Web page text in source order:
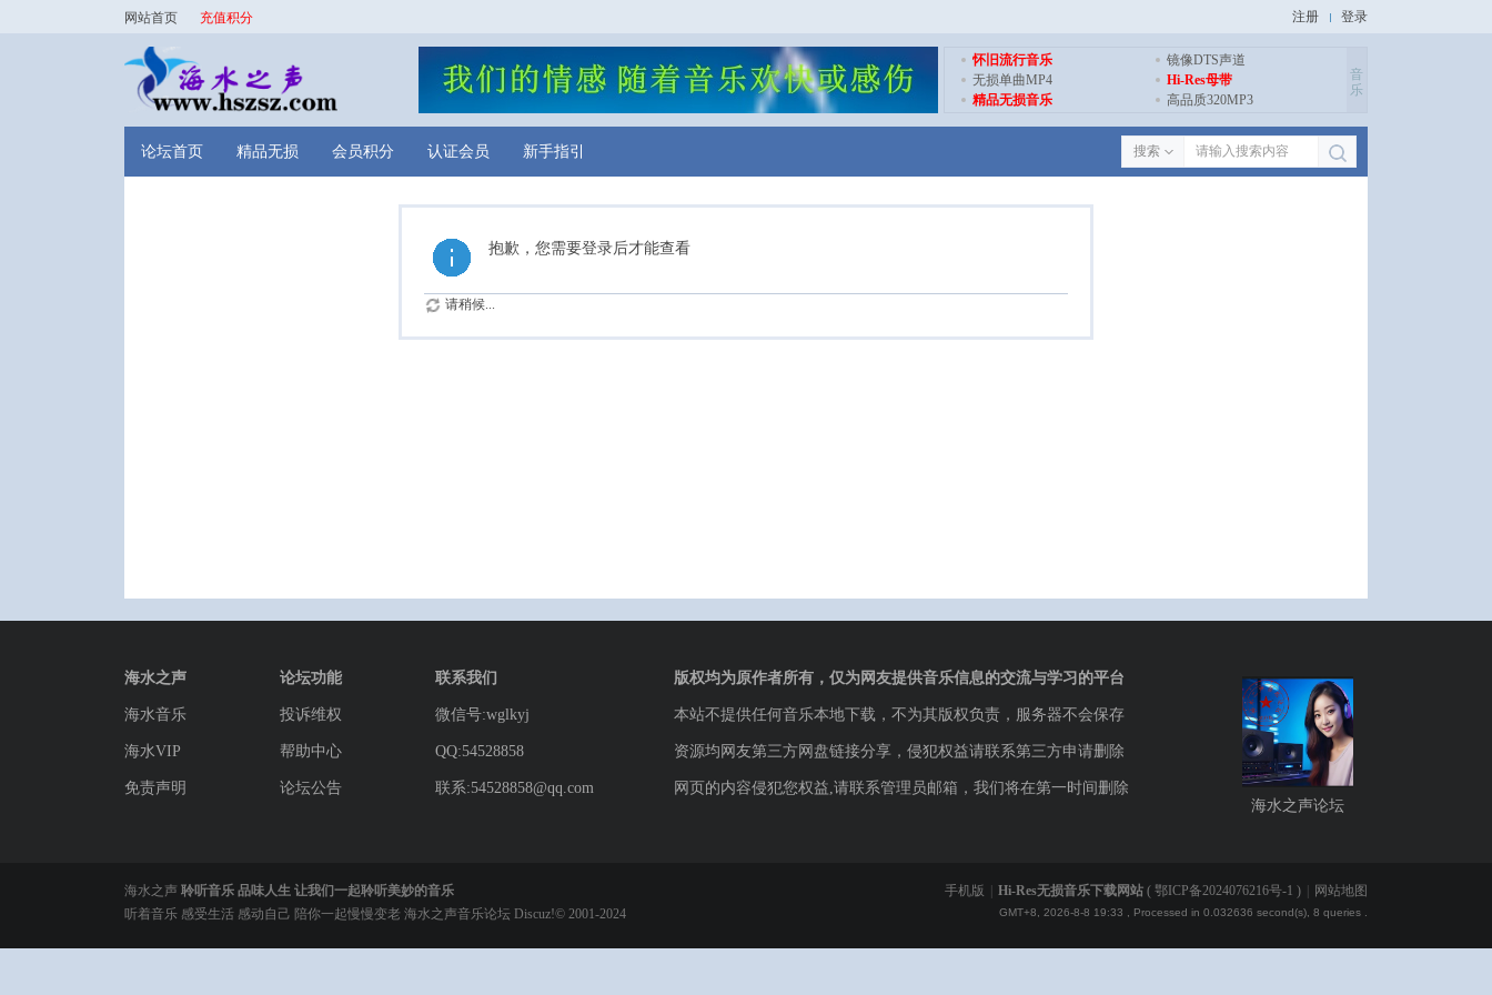
网站首页 充值积分 注册 登录
怀旧流行音乐
镜像DTS声道
无损单曲MP4
Hi-Res母带
精品无损音乐
高品质320MP3
音
乐
论坛首页 精品无损 会员积分 认证会员 新手指引 搜索
抱歉，您需要登录后才能查看
请稍候...
海水之声
海水音乐
海水VIP
免责声明
论坛功能
投诉维权
帮助中心
论坛公告
联系我们
微信号:wglkyj
QQ:54528858
联系:54528858@qq.com
版权均为原作者所有，仅为网友提供音乐信息的交流与学习的平台
本站不提供任何音乐本地下载，不为其版权负责，服务器不会保存
资源均网友第三方网盘链接分享，侵犯权益请联系第三方申请删除
网页的内容侵犯您权益,请联系管理员邮箱，我们将在第一时间删除
海水之声论坛
手机版 Hi-Res无损音乐下载网站 ( 鄂ICP备2024076216号-1 ) 网站地图
GMT+8, 2026-8-8 19:33 , Processed in 0.032636 second(s), 8 queries .
海水之声 聆听音乐 品味人生 让我们一起聆听美妙的音乐
听着音乐 感受生活 感动自己 陪你一起慢慢变老 海水之声音乐论坛 Discuz!© 2001-2024